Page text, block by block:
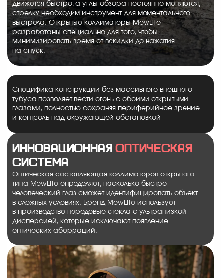
движется быстро, а углы обзора постоянно меняются,
стрелку необходим инструмент для моментального
выстрела. Открытые коллиматоры MewLite
разработаны специально для того, чтобы
минимизировать время от вскидки до нажатия
на спуск.
Специфика конструкции без массивного внешнего
тубуса позволяет вести огонь с обоими открытыми
глазами, полностью сохраняя периферийное зрение
и контроль над окружающей обстановкой
Инновационная оптическая
система
Оптическая составляющая коллиматоров открытого
типа MewLite определяет, насколько быстро
человеческий глаз сможет идентифицировать объект
в сложных условиях. Бренд MewLite использует
в производстве передовые стекла с ультранизкой
дисперсией, которые исключают появление
оптических аберраций.